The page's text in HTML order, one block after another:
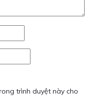
trình duyệt này cho